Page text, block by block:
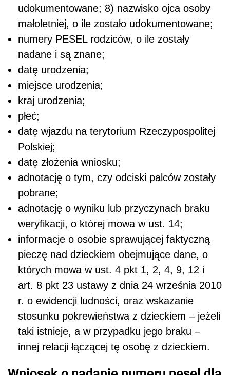
udokumentowane; 8) nazwisko ojca osoby
małoletniej, o ile zostało udokumentowane;
numery PESEL rodziców, o ile zostały
nadane i są znane;
datę urodzenia;
miejsce urodzenia;
kraj urodzenia;
płeć;
datę wjazdu na terytorium Rzeczypospolitej
Polskiej;
datę złożenia wniosku;
adnotację o tym, czy odciski palców zostały
pobrane;
adnotację o wyniku lub przyczynach braku
weryfikacji, o której mowa w ust. 14;
informacje o osobie sprawującej faktyczną
pieczę nad dzieckiem obejmujące dane, o
których mowa w ust. 4 pkt 1, 2, 4, 9, 12 i
art. 8 pkt 23 ustawy z dnia 24 września 2010
r. o ewidencji ludności, oraz wskazanie
stosunku pokrewieństwa z dzieckiem – jeżeli
taki istnieje, a w przypadku jego braku –
innej relacji łączącej tę osobę z dzieckiem.